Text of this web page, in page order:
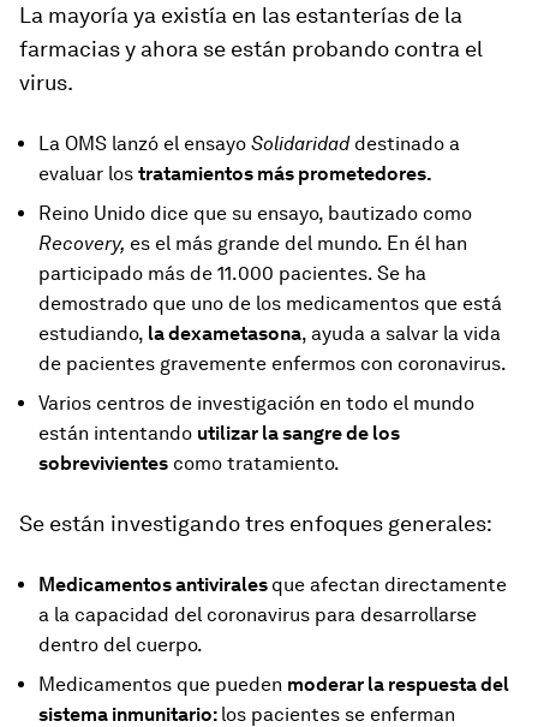
La mayoría ya existía en las estanterías de la
farmacias y ahora se están probando contra el
virus.
La OMS lanzó el ensayo Solidaridaddestinado a
evaluar los tratamientos más prometedores.
Reino Unido dice que su ensayo, bautizado como
Recovery, es el más grande del mundo. En él han
participado más de 11.000 pacientes. Se ha
demostrado que uno de los medicamentos que está
estudiando, la dexametasona, ayuda a salvar la vida
de pacientes gravemente enfermos con coronavirus.
Varios centros de investigación en todo el mundo
están intentando utilizar la sangre de los
sobrevivientes como tratamiento.
Se están investigando tres enfoques generales:
Medicamentos antivirales que afectan directamente
a la capacidad del coronavirus para desarrollarse
dentro del cuerpo.
Medicamentos que pueden moderar la respuesta del
sistema inmunitario: los pacientes se enferman